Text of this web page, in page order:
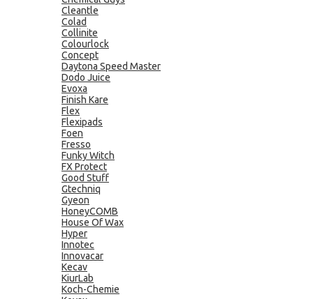
Cleantle
Colad
Collinite
Colourlock
Concept
Daytona Speed Master
Dodo Juice
Evoxa
Finish Kare
Flex
Flexipads
Foen
Fresso
Funky Witch
FX Protect
Good Stuff
Gtechniq
Gyeon
HoneyCOMB
House Of Wax
Hyper
Innotec
Innovacar
Kecav
KiurLab
Koch-Chemie